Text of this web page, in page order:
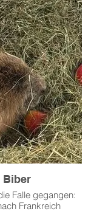
>
Biber
Falle gegangen:
Frankreich